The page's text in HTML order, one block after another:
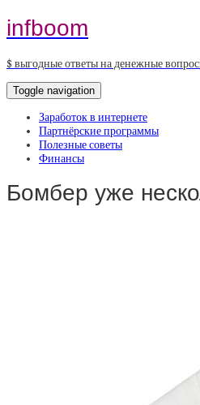
infboom
$ выгодные ответы на денежные
Toggle navigation
Заработок в интернете
Партнёрские программы
Полезные советы
Финансы
Бомбер уже